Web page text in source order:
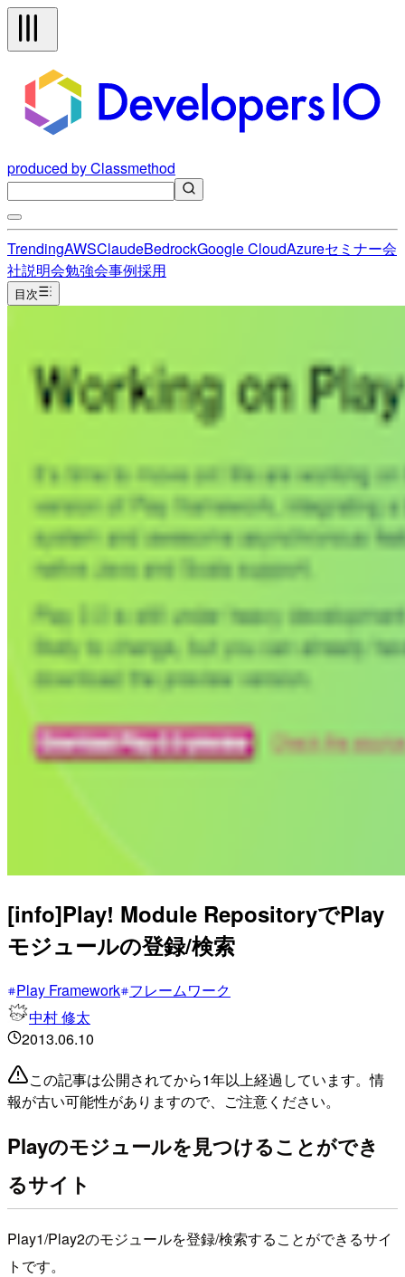
produced by Classmethod
TrendingAWSClaudeBedrockGoogle CloudAzureセミナー会
社説明会勉強会事例採用
目次
[info]Play! Module RepositoryでPlay
モジュールの登録/検索
Play Framework フレームワーク
中村 修太
2013.06.10
この記事は公開されてから1年以上経過しています。情
報が古い可能性がありますので、ご注意ください。
Playのモジュールを見つけることができ
るサイト
Play1/Play2のモジュールを登録/検索することができるサイ
トです。